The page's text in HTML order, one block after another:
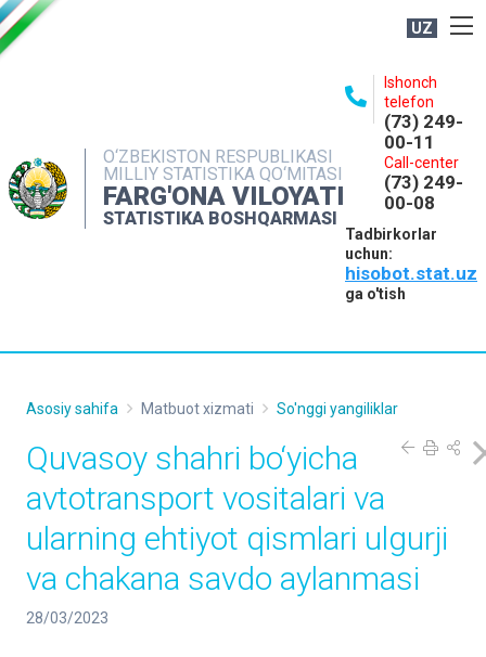
UZ
O‘ZBEKISTON RESPUBLIKASI
MILLIY STATISTIKA QO‘MITASI
FARG'ONA VILOYATI
STATISTIKA BOSHQARMASI
Ishonch
telefon
(73) 249-
00-11
Call-center
(73) 249-
00-08
Tadbirkorlar
uchun:
hisobot.stat.uz
ga o'tish
NASHRLAR
INTERAKTIV XIZMATLAR
MATBUOT XIZMATI
Asosiy sahifa Matbuot xizmati So'nggi yangiliklar
Quvasoy shahri bo‘yicha
аvtotransport vositalari va
ularning ehtiyot qismlari ulgurji
va chakana savdo aylanmasi
28/03/2023